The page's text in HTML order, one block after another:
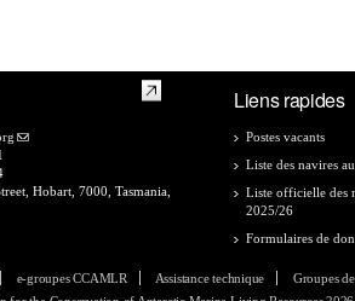
Hobart, 7000, Tasmania,
Liens rapides
Postes vacants
Liste des navires
Liste officielle des
2025/26
Formulaires de
e-groupes CCAMLR Assistance technique
Groupes